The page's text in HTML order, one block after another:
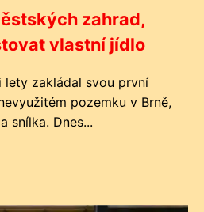
zahrad,
vlastní jídlo
lety zakládal svou první
pozemku v Brně,
snílka. Dnes...